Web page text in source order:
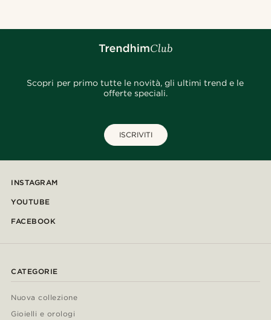
Scopri per primo tutte le novità, gli ultimi trend e le
offerte speciali.
ISCRIVITI
INSTAGRAM
YOUTUBE
FACEBOOK
CATEGORIE
Nuova collezione
Gioielli e orologi